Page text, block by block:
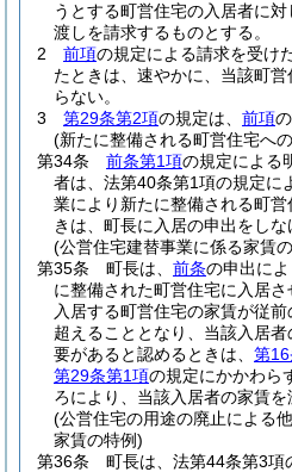
うとする町営住宅の入居者に
渡しを請求するものとする。
2
前項の規定による請求を受け
たときは、速やかに、当該町
らない。
3
第29条第2項の規定は、 前項
(新たに整備される町営住宅へ
第34条
前条第1項の規定による
者は、法第40条第1項の規定に
業により新たに整備される町
きは、町長に入居の申出をしな
(公営住宅建替事業に係る家賃
第35条
町長は、 前条の申出に
に整備された町営住宅に入居
入居する町営住宅の家賃が従
超えることとなり、当該入居
要があると認めるときは、 第
第29条第1項の規定にかかわら
ろにより、当該入居者の家賃を
(公営住宅の用途の廃止による
家賃の特例)
第36条
町長は、法第44条第3項